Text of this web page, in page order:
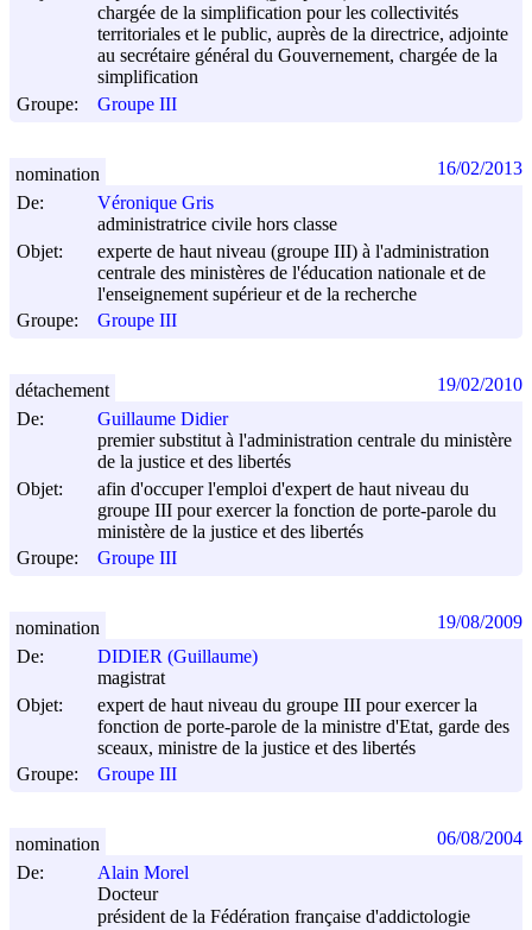
chargée de la simplification pour les collectivités
territoriales et le public, auprès de la directrice, adjointe
au secrétaire général du Gouvernement, chargée de la
simplification
Groupe:
Groupe III
De:
Véronique Gris
administratrice civile hors classe
Objet:
experte de haut niveau (groupe III) à l'administration
centrale des ministères de l'éducation nationale et de
l'enseignement supérieur et de la recherche
Groupe:
Groupe III
nomination 16/02/2013
De:
Guillaume Didier
premier substitut à l'administration centrale du ministère
de la justice et des libertés
Objet:
afin d'occuper l'emploi d'expert de haut niveau du
groupe III pour exercer la fonction de porte-parole du
ministère de la justice et des libertés
Groupe:
Groupe III
détachement 19/02/2010
De:
DIDIER (Guillaume)
magistrat
Objet:
expert de haut niveau du groupe III pour exercer la
fonction de porte-parole de la ministre d'Etat, garde des
sceaux, ministre de la justice et des libertés
Groupe:
Groupe III
nomination 19/08/2009
De:
Alain Morel
Docteur
président de la Fédération française d'addictologie
nomination 06/08/2004